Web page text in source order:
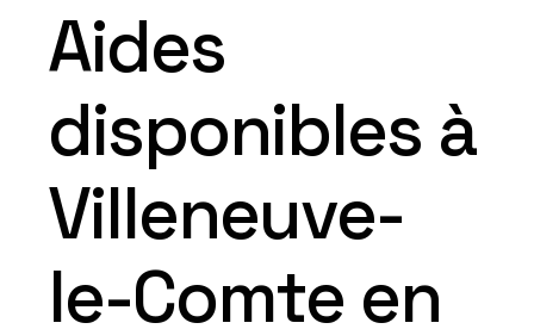
Aides
disponibles à
Villeneuve-
le-Comte en